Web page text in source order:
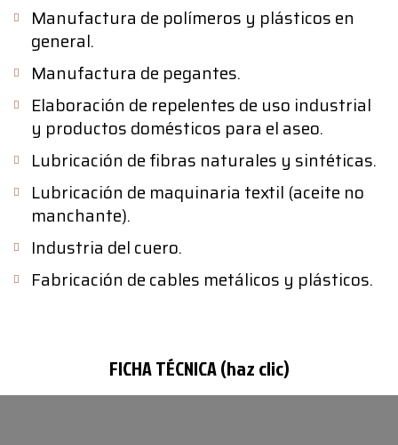
Manufactura de polímeros y plásticos en
general.
Manufactura de pegantes.
Elaboración de repelentes de uso industrial
y productos domésticos para el aseo.
Lubricación de fibras naturales y sintéticas.
Lubricación de maquinaria textil (aceite no
manchante).
Industria del cuero.
Fabricación de cables metálicos y plásticos.
FICHA TÉCNICA (haz clic)